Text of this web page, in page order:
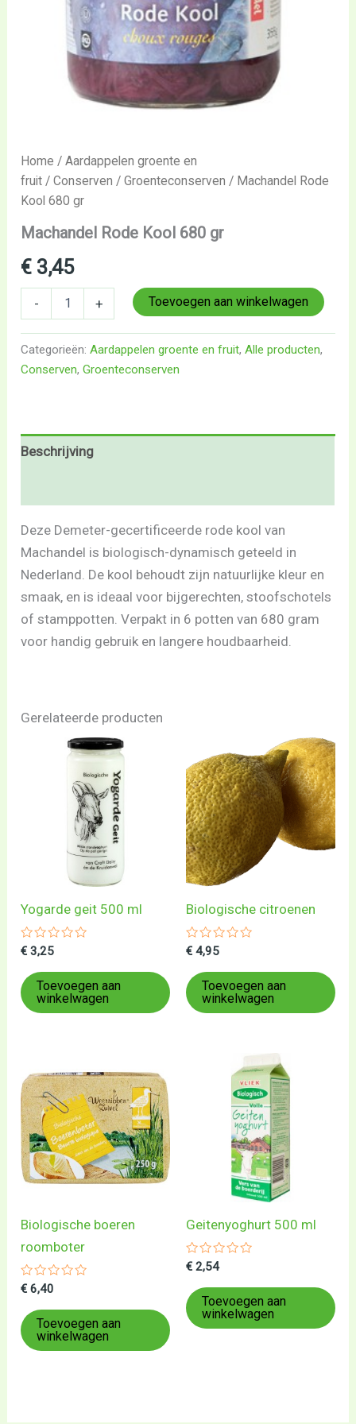
Home /Aardappelen groente en
fruit /Conserven /Groenteconserven / Machandel Rode
Kool 680 gr
Machandel Rode Kool 680 gr
€ 3,45
- + Toevoegen aan winkelwagen
Categorieën:Aardappelen groente en fruit,Alle producten,
Conserven,Groenteconserven
Beschrijving
Deze Demeter-gecertificeerde rode kool van
Machandel is biologisch-dynamisch geteeld in
Nederland. De kool behoudt zijn natuurlijke kleur en
smaak, en is ideaal voor bijgerechten, stoofschotels
of stamppotten. Verpakt in 6 potten van 680 gram
voor handig gebruik en langere houdbaarheid.
Gerelateerde producten
Yogarde geit 500 ml
Gewaardeerd
uit
5
€ 3,25
Toevoegen aan
winkelwagen
Biologische citroenen
Gewaardeerd
uit
5
€ 4,95
Toevoegen aan
winkelwagen
Biologische boeren
roomboter
Gewaardeerd
uit
5
€ 6,40
Toevoegen aan
winkelwagen
Geitenyoghurt 500 ml
Gewaardeerd
uit
5
€ 2,54
Toevoegen aan
winkelwagen